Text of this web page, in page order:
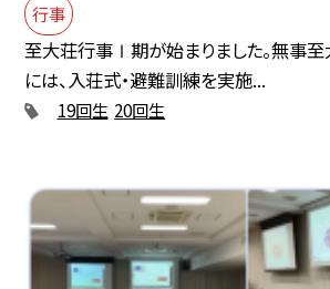
行事
至大荘行事Ⅰ期が始まりました。無事
には、入荘式・避難訓練を実施...
19回生 20回生